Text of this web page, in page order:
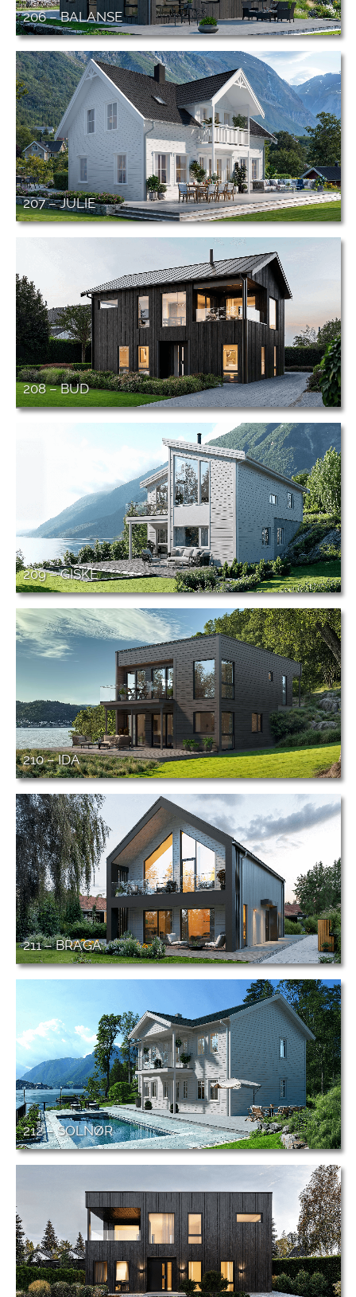
206 – BALANSE
207 – JULIE
208 – BUD
209 – GISKE
210 – IDA
211 – BRAGA
212 – SOLNØR